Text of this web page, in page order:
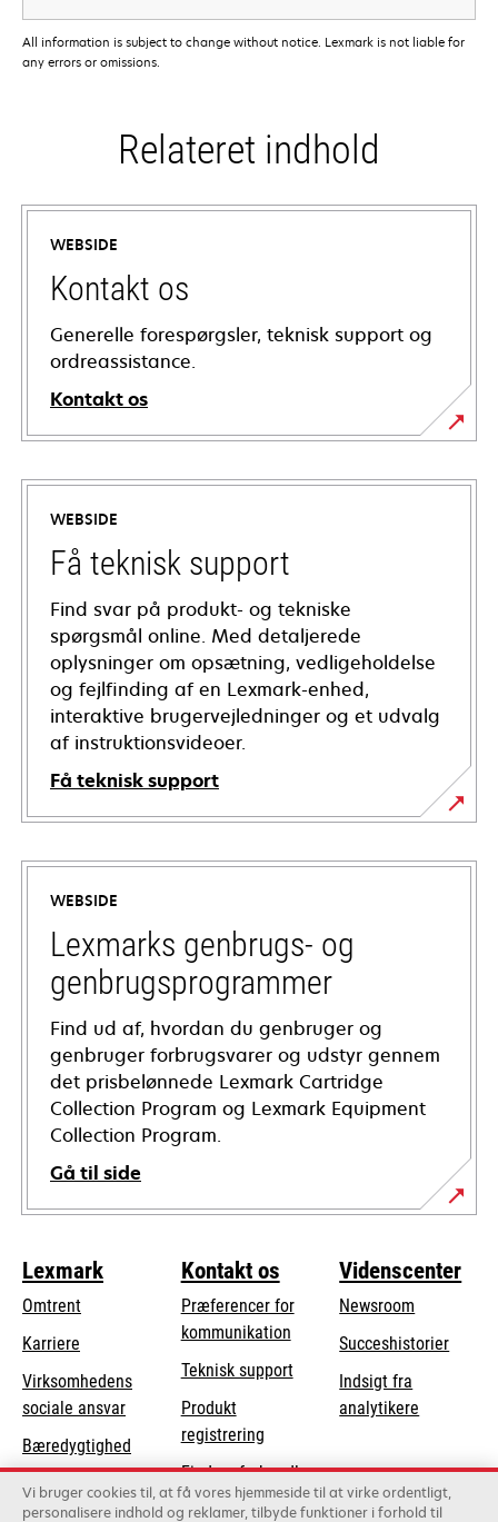
All information is subject to change without notice. Lexmark is not liable for
any errors or omissions.
Relateret indhold
WEBSIDE
Kontakt os
Generelle forespørgsler, teknisk support og
ordreassistance.
Kontakt os
WEBSIDE
Få teknisk support
Find svar på produkt- og tekniske
spørgsmål online. Med detaljerede
oplysninger om opsætning, vedligeholdelse
og fejlfinding af en Lexmark-enhed,
interaktive brugervejledninger og et udvalg
af instruktionsvideoer.
Få teknisk support
opens
in
new
tab
WEBSIDE
Lexmarks genbrugs- og
genbrugsprogrammer
Find ud af, hvordan du genbruger og
genbruger forbrugsvarer og udstyr gennem
det prisbelønnede Lexmark Cartridge
Collection Program og Lexmark Equipment
Collection Program.
Gå til side
Lexmark
Omtrent
Karriere
Virksomhedens
sociale ansvaropens
in
a
new
tab
Bæredygtighed
Lexmark-partnere
Kontakt os
Præferencer for
kommunikation
Teknisk supportopens
tab
Produkt
registrering
Find en forhandler
Liste over
Videnscenter
Newsroom
Succeshistorier
Indsigt fra
analytikere
Vi bruger cookies til, at få vores hjemmeside til at virke ordentligt,
personalisere indhold og reklamer, tilbyde funktioner i forhold til